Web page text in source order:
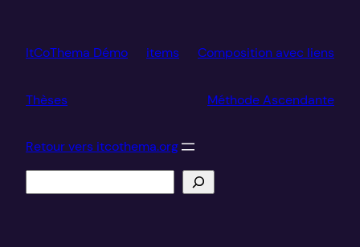
contenu
ItCoThema Démo items Composition avec liens
Thèses Méthode Ascendante
Retour vers itcothema.org